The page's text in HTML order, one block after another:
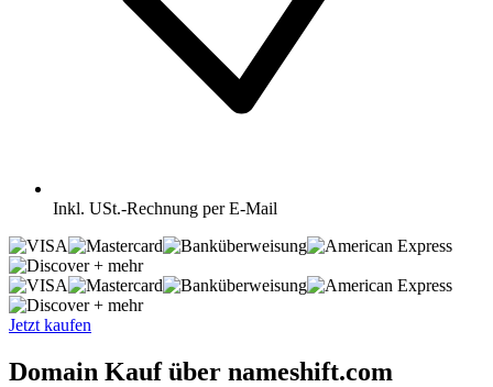
Inkl. USt.-Rechnung per E-Mail
+ mehr
+ mehr
Jetzt kaufen
Domain Kauf über nameshift.com